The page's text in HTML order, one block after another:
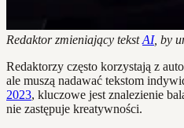
Redaktor zmieniający tekstAI, by
Redaktorzy często korzystają z
ale muszą nadawać tekstom
2023, kluczowe jest znalezienie
nie zastępuje kreatywności.